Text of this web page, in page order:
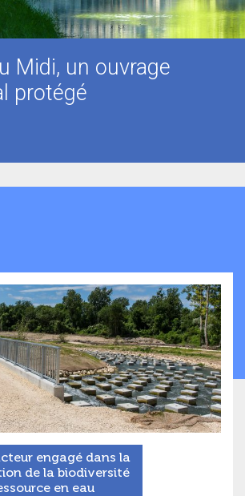
Midi, un ouvrage
protégé
engagé dans la
de la biodiversité
en eau